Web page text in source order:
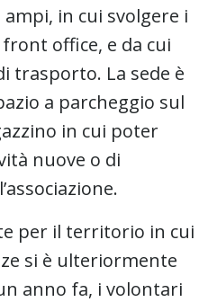
in cui svolgere i
office, e da cui
trasporto. La sede è
a parcheggio sul
in cui poter
nuove o di
per il territorio in cui
si è ulteriormente
anno fa, i volontari